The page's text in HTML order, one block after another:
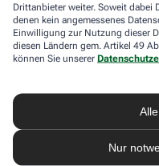
Drittanbieter weiter. Soweit dabei
denen kein angemessenes
Einwilligung zur Nutzung dieser
diesen Ländern gem. Artikel 49
können Sie unserer
Nur
Abholung in der
Botendienstlieferung
apotheke.com
Newsletter